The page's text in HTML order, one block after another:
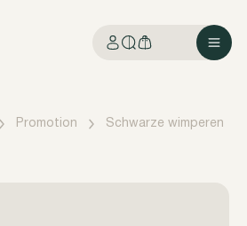
Promotion Schwarze wimperen